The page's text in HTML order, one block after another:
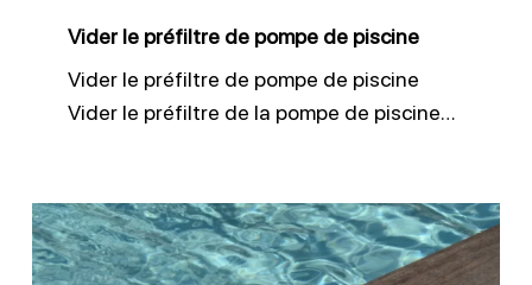
Vider le préfiltre de pompe de piscine
Vider le préfiltre de pompe de piscine
Vider le préfiltre de la pompe de piscine…
Brosser
les